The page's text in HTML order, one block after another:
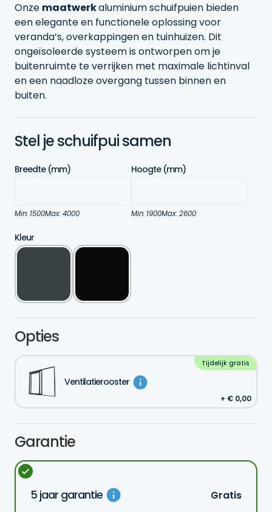
tot
€ 2.951,00
Onze maatwerkaluminium schuifpuien bieden
een elegante en functionele oplossing voor
veranda’s, overkappingen en tuinhuizen. Dit
ongeïsoleerde systeem is ontworpen om je
buitenruimte te verrijken met maximale lichtinval
en een naadloze overgang tussen binnen en
buiten.
Stel je schuifpui samen
Breedte (mm)
Min: 1500Max: 4000
Hoogte (mm)
Min: 1900Max: 2600
Kleur
Opties
Ventilatierooster
€ 0,00
Tijdelijk gratis
Garantie
5 jaar garantie Gratis